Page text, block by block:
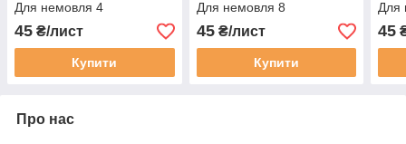
Для немовля 4
45 ₴/лист
Купити
Для немовля 8
45₴/лист
Купити
Для
45
Про нас